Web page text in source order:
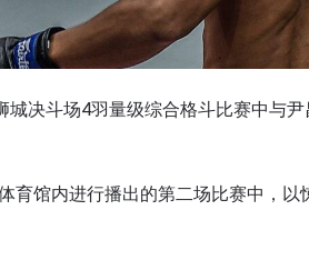
决斗场4羽量级综合格斗比赛中与
育馆内进行播出的第二场比赛中，以